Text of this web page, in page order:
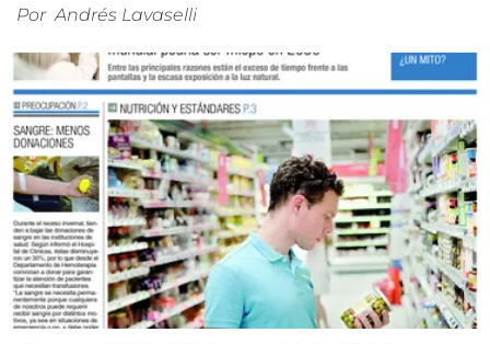
Por Andrés Lavaselli